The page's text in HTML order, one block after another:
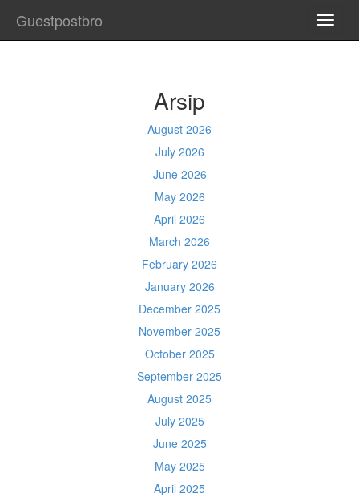
Guestpostbro
Arsip
August 2026
July 2026
June 2026
May 2026
April 2026
March 2026
February 2026
January 2026
December 2025
November 2025
October 2025
September 2025
August 2025
July 2025
June 2025
May 2025
April 2025